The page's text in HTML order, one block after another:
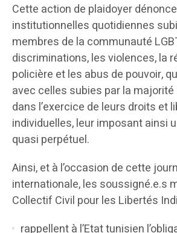
Cette action de plaidoyer
institutionnelles quotidiennes
membres de la communauté
discriminations, les violences, la
policière et les abus de pouvoir,
avec celles subies par la
dans l’exercice de leurs droits et
individuelles, leur imposant ainsi
quasi perpétuel.
Ainsi, et à l’occasion de cette
internationale, les soussigné.e.s
Collectif Civil pour les Libertés
rappellent à l’Etat tunisien